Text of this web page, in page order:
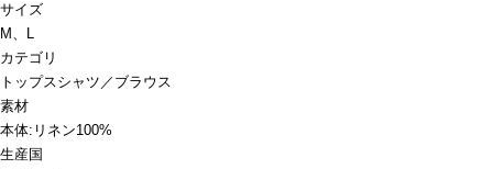
サイズ
M、L
カテゴリ
トップスシャツ／ブラウス
素材
本体:リネン100%
生産国